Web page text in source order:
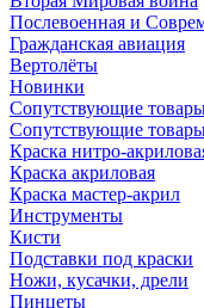
Послевоенная и
Гражданская авиация
Вертолёты
Новинки
Сопутствующие
Сопутствующие
Краска нитро-
Краска акриловая
Краска мастер-акрил
Инструменты
Кисти
Подставки под краски
Ножи, кусачки, дрели
Пинцеты